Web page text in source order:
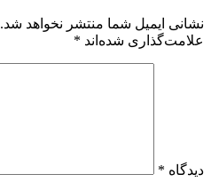
نشانی ایمیل شما منتشر نخواهد شد.
علامت‌گذاری شده‌اند *
دیدگاه *